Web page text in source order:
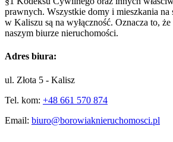
prawnych. Wszystkie domy i mieszkania na
w Kaliszu są na wyłączność. Oznacza to,
naszym biurze nieruchomości.
Adres biura:
ul. Złota 5 - Kalisz
Tel. kom: +48 661 570 874
Email: biuro@borowiaknieruchomosci.pl